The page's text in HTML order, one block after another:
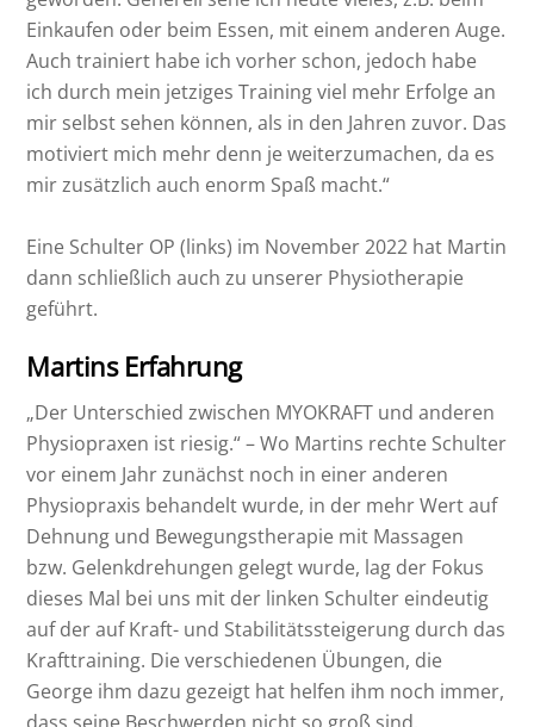
Einkaufen oder beim Essen, mit einem anderen Auge.
Auch trainiert habe ich vorher schon, jedoch habe
ich durch mein jetziges Training viel mehr Erfolge an
mir selbst sehen können, als in den Jahren zuvor. Das
motiviert mich mehr denn je weiterzumachen, da es
mir zusätzlich auch enorm Spaß macht.“
Eine Schulter OP (links) im November 2022 hat Martin
dann schließlich auch zu unserer Physiotherapie
geführt.
Martins Erfahrung
„Der Unterschied zwischen MYOKRAFT und anderen
Physiopraxen ist riesig.“ – Wo Martins rechte Schulter
vor einem Jahr zunächst noch in einer anderen
Physiopraxis behandelt wurde, in der mehr Wert auf
Dehnung und Bewegungstherapie mit Massagen
bzw. Gelenkdrehungen gelegt wurde, lag der Fokus
dieses Mal bei uns mit der linken Schulter eindeutig
auf der auf Kraft- und Stabilitätssteigerung durch das
Krafttraining. Die verschiedenen Übungen, die
George ihm dazu gezeigt hat helfen ihm noch immer,